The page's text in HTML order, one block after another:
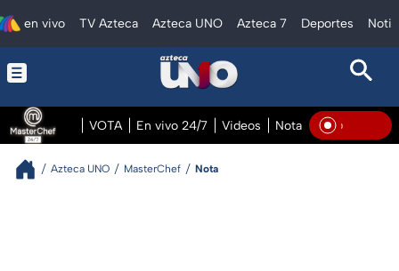
en vivo TV Azteca Azteca UNO Azteca 7 Deportes
VOTA En vivo 24/7 Videos Notas En vivo En
Azteca UNO MasterChef Nota